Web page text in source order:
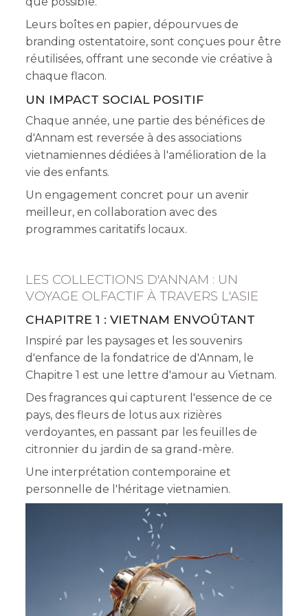
Leurs boîtes en papier, dépourvues de
branding ostentatoire, sont conçues pour être
réutilisées, offrant une seconde vie créative à
chaque flacon.
UN IMPACT SOCIAL POSITIF
Chaque année, une partie des bénéfices de
d'Annam est reversée à des associations
vietnamiennes dédiées à l'amélioration de la
vie des enfants.
Un engagement concret pour un avenir
meilleur, en collaboration avec des
programmes caritatifs locaux.
LES COLLECTIONS D'ANNAM : UN
VOYAGE OLFACTIF À TRAVERS L'ASIE
CHAPITRE 1 : VIETNAM ENVOÛTANT
Inspiré par les paysages et les souvenirs
d'enfance de la fondatrice de d'Annam, le
Chapitre 1 est une lettre d'amour au Vietnam.
Des fragrances qui capturent l'essence de ce
pays, des fleurs de lotus aux rizières
verdoyantes, en passant par les feuilles de
citronnier du jardin de sa grand-mère.
Une interprétation contemporaine et
personnelle de l'héritage vietnamien.